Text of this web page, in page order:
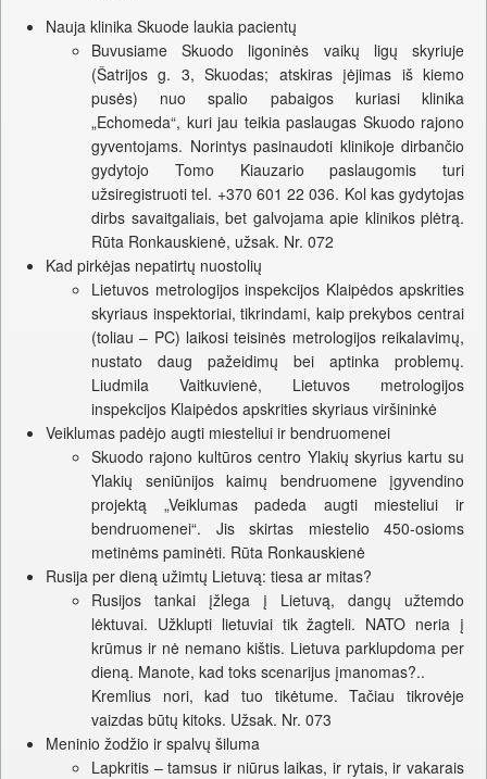
Nauja klinika Skuode laukia pacientų
Buvusiame Skuodo ligoninės vaikų ligų skyriuje
(Šatrijos g. 3, Skuodas; atskiras įėjimas iš kiemo
pusės) nuo spalio pabaigos kuriasi klinika
„Echomeda“, kuri jau teikia paslaugas Skuodo rajono
gyventojams. Norintys pasinaudoti klinikoje dirbančio
gydytojo Tomo Kiauzario paslaugomis turi
užsiregistruoti tel. +370 601 22 036. Kol kas gydytojas
dirbs savaitgaliais, bet galvojama apie klinikos plėtrą.
Rūta Ronkauskienė, užsak. Nr. 072
Kad pirkėjas nepatirtų nuostolių
Lietuvos metrologijos inspekcijos Klaipėdos apskrities
skyriaus inspektoriai, tikrindami, kaip prekybos centrai
(toliau – PC) laikosi teisinės metrologijos reikalavimų,
nustato daug pažeidimų bei aptinka problemų.
Liudmila Vaitkuvienė, Lietuvos metrologijos
inspekcijos Klaipėdos apskrities skyriaus viršininkė
Veiklumas padėjo augti miesteliui ir bendruomenei
Skuodo rajono kultūros centro Ylakių skyrius kartu su
Ylakių seniūnijos kaimų bendruomene įgyvendino
projektą „Veiklumas padeda augti miesteliui ir
bendruomenei“. Jis skirtas miestelio 450-osioms
metinėms paminėti. Rūta Ronkauskienė
Rusija per dieną užimtų Lietuvą: tiesa ar mitas?
Rusijos tankai įžlega į Lietuvą, dangų užtemdo
lėktuvai. Užklupti lietuviai tik žagteli. NATO neria į
krūmus ir nė nemano kištis. Lietuva parklupdoma per
dieną. Manote, kad toks scenarijus įmanomas?..
Kremlius nori, kad tuo tikėtume. Tačiau tikrovėje
vaizdas būtų kitoks. Užsak. Nr. 073
Meninio žodžio ir spalvų šiluma
Lapkritis – tamsus ir niūrus laikas, ir rytais, ir vakarais